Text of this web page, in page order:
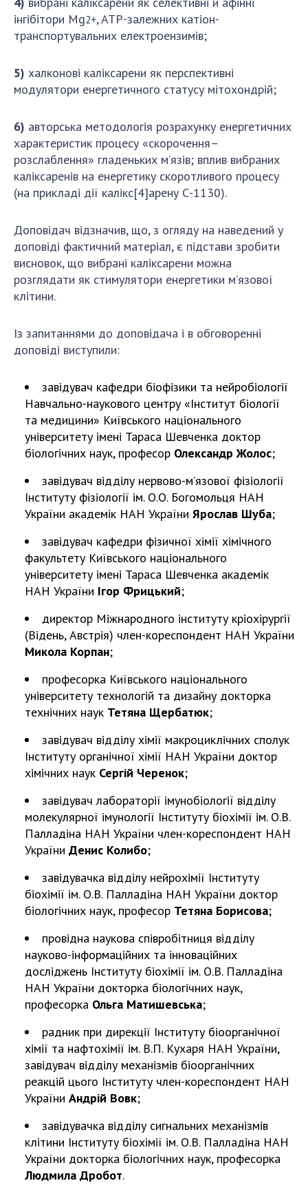
інгібітори Mg2+, ATP-залежних катіон-
транспортувальних електроензимів;
5) халконові каліксарени як перспективні
модулятори енергетичного статусу мітохондрій;
6) авторська методологія розрахунку енергетичних
характеристик процесу «скорочення–
розслаблення» гладеньких м’язів; вплив вибраних
каліксаренів на енергетику скоротливого процесу
(на прикладі дії калікс[4]арену С-1130).
Доповідач відзначив, що, з огляду на наведений у
доповіді фактичний матеріал, є підстави зробити
висновок, що вибрані каліксарени можна
розглядати як стимулятори енергетики м’язової
клітини.
Із запитаннями до доповідача і в обговоренні
доповіді виступили:
завідувач кафедри біофізики та нейробіології
Навчально-наукового центру «Інститут біології
та медицини» Київського національного
університету імені Тараса Шевченка доктор
біологічних наук, професор Олександр Жолос;
завідувач відділу нервово-м’язової фізіології
Інституту фізіології ім. О.О. Богомольця НАН
України академік НАН України Ярослав Шуба;
завідувач кафедри фізичної хімії хімічного
факультету Київського національного
університету імені Тараса Шевченка академік
НАН України Ігор Фрицький;
директор Міжнародного інституту кріохірургії
(Відень, Австрія) член-кореспондент НАН України
Микола Корпан;
професорка Київського національного
університету технологій та дизайну докторка
технічних наук Тетяна Щербатюк;
завідувач відділу хімії макроциклічних сполук
Інституту органічної хімії НАН України доктор
хімічних наук Сергій Черенок;
завідувач лабораторії імунобіології відділу
молекулярної імунології Інституту біохімії ім. О.В.
Палладіна НАН України член-кореспондент НАН
України Денис Колибо;
завідувачка відділу нейрохімії Інституту
біохімії ім. О.В. Палладіна НАН України доктор
біологічних наук, професор Тетяна Борисова;
провідна наукова співробітниця відділу
науково-інформаційних та інноваційних
досліджень Інституту біохімії ім. О.В. Палладіна
НАН України докторка біологічних наук,
професорка Ольга Матишевська;
радник при дирекції Інституту біоорганічної
хімії та нафтохімії ім. В.П. Кухаря НАН України,
завідувач відділу механізмів біоорганічних
реакцій цього Інституту член-кореспондент НАН
України Андрій Вовк;
завідувачка відділу сигнальних механізмів
клітини Інституту біохімії ім. О.В. Палладіна НАН
України докторка біологічних наук, професорка
Людмила Дробот.